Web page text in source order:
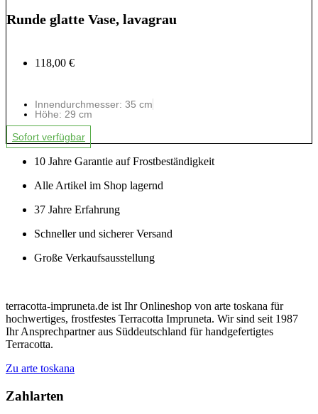
Runde glatte Vase, lavagrau
118,00 €
Innendurchmesser: 35 cm
Höhe: 29 cm
Sofort verfügbar
10 Jahre Garantie auf Frostbeständigkeit
Alle Artikel im Shop lagernd
37 Jahre Erfahrung
Schneller und sicherer Versand
Große Verkaufsausstellung
terracotta-impruneta.de ist Ihr Onlineshop von arte toskana für
hochwertiges, frostfestes Terracotta Impruneta. Wir sind seit 1987
Ihr Ansprechpartner aus Süddeutschland für handgefertigtes
Terracotta.
Zu arte toskana
Zahlarten